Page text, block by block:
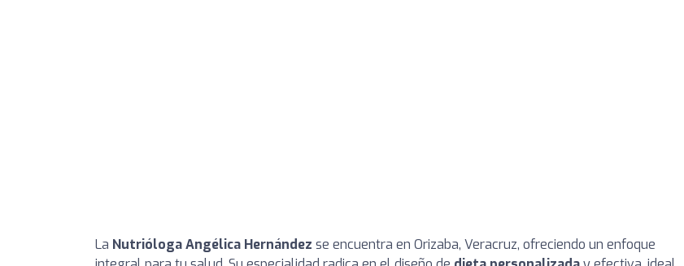
La Nutrióloga Angélica Hernández se encuentra en Orizaba, Veracruz, ofreciendo un enfoque